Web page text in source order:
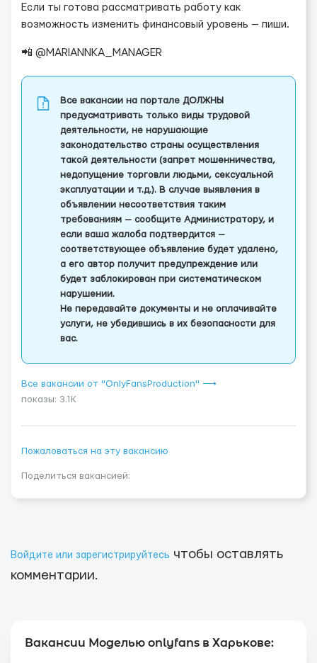
Если ты готова рассматривать работу как
возможность изменить финансовый уровень — пиши.
📲 @MARIANNKA_MANAGER
Все вакансии на портале ДОЛЖНЫ
предусматривать только виды трудовой
деятельности, не нарушающие
законодательство страны осуществления
такой деятельности (запрет мошенничества,
недопущение торговли людьми, сексуальной
эксплуатации и т.д.). В случае выявления в
объявлении несоответствия таким
требованиям — сообщите Администратору, и
если ваша жалоба подтвердится —
соответствующее объявление будет удалено,
а его автор получит предупреждение или
будет заблокирован при систематическом
нарушении.
Не передавайте документы и не оплачивайте
услуги, не убедившись в их безопасности для
вас.
Все вакансии от "OnlyFansProduction" ⟶
показы: 3.1K
Пожаловаться на эту вакансию
Поделиться вакансией:
Войдите или зарегистрируйтесь чтобы оставлять
комментарии.
Вакансии Моделью onlyfans в Харькове: